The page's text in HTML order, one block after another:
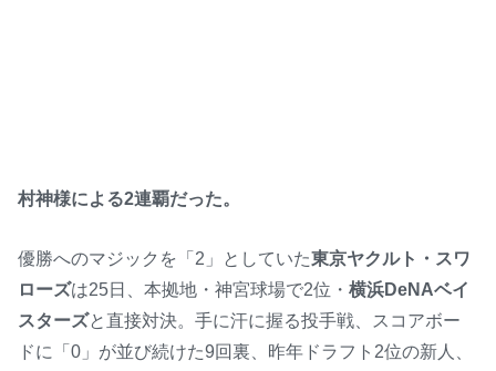
村神様による2連覇だった。
優勝へのマジックを「2」としていた東京ヤクルト・スワ
ローズは25日、本拠地・神宮球場で2位・横浜DeNAベイ
スターズと直接対決。手に汗に握る投手戦、スコアボー
ドに「0」が並び続けた9回裏、昨年ドラフト2位の新人、